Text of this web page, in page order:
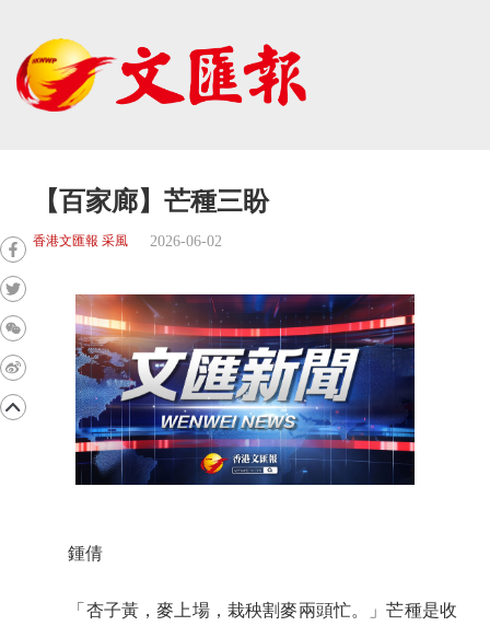
【百家廊】芒種三盼
香港文匯報 采風 2026-06-02
鍾倩
「杏子黃，麥上場，栽秧割麥兩頭忙。」芒種是收